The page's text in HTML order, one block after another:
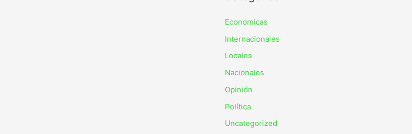
Economicas
Internacionales
Locales
Nacionales
Opinión
Política
Uncategorized